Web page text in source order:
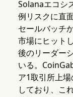
Solanaエコシ
例リスクに直
セールバッチ
市場にヒット
後のリーダー
いる。
ア1取引所上
しており、こ